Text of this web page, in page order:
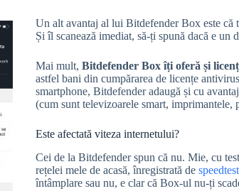
Un alt avantaj al lui Bitdefender Box este că
Și îl scanează imediat, să-ți spună dacă e un
Mai mult, Bitdefender Box îți oferă și
astfel bani din cumpărarea de licențe
smartphone, Bitdefender adaugă și cu
(cum sunt televizoarele smart,
Este afectată viteza internetului?
Cei de la Bitdefender spun că nu. Mie, cu
rețelei mele de acasă, înregistrată de
întâmplare sau nu, e clar că Box-ul nu-ți